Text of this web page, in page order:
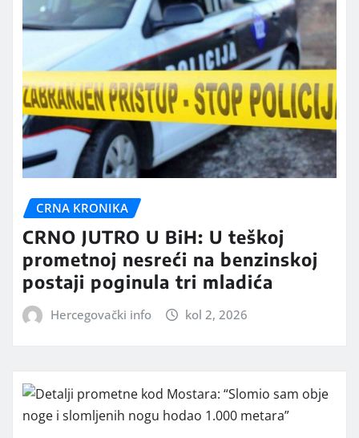
CRNA KRONIKA
CRNO JUTRO U BiH: U teškoj
prometnoj nesreći na benzinskoj
postaji poginula tri mladića
Hercegovački info kol 2, 2026